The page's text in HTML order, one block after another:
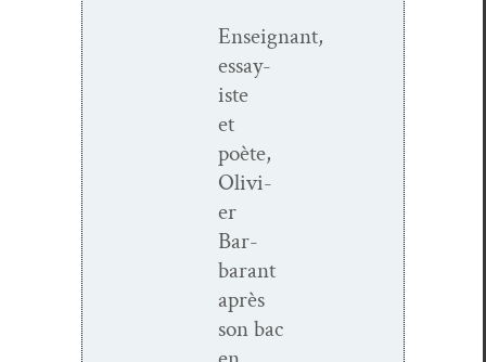
Enseignant,
essay­
iste
et
poète,
Olivi­
er
Bar­
barant
après
sonbac